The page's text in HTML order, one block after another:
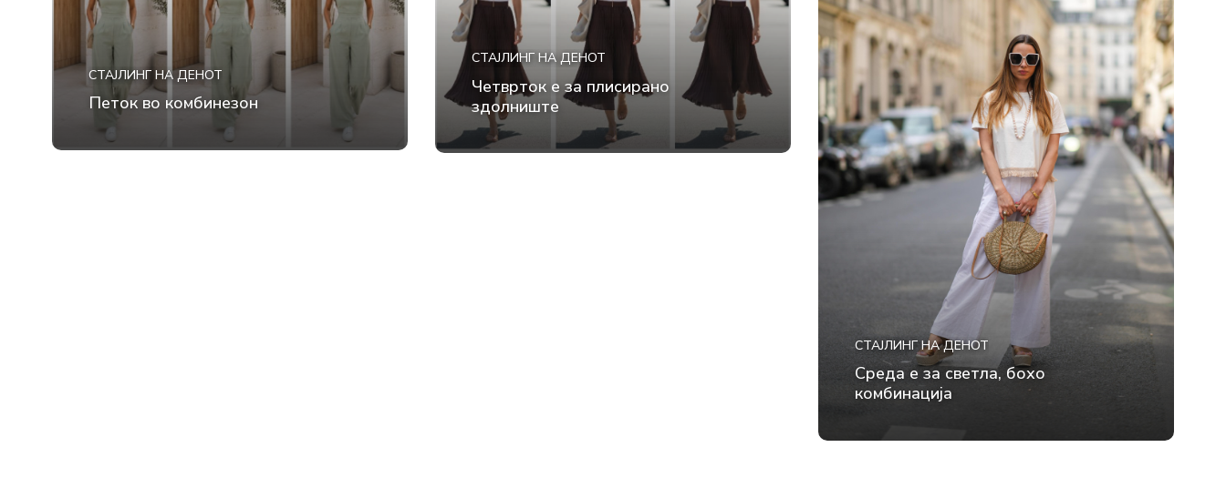
СТАЈЛИНГ НА ДЕНОТ
Петок во комбинезон
СТАЈЛИНГ НА ДЕНОТ
Четврток е за плисирано
здолниште
СТАЈЛИНГ НА ДЕНОТ
Среда е за светла, бохо
комбинација